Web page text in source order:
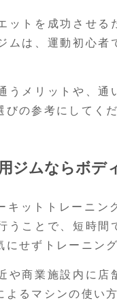
ットを成功させ
ムは、運動初心
うメリットや、
の参考にしてくだ
ジムならボデ
キットトレーニン
うことで、短時
せずトレーニン
や商業施設内に
るマシンの使い